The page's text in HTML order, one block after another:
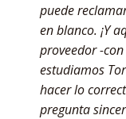
puede
en blanco. ¡Y
proveedor -
estudiamos
hacer lo
pregunta